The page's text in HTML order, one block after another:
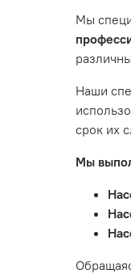
Истек
Товар
диски
Мы
Наши
срок их
Мы